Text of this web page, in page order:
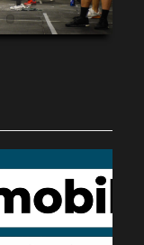
7 8 9
Item 10